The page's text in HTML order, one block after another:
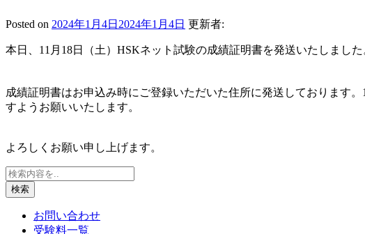
Posted on 2024年1月4日 2024年1月4日 更新者:
本日、11月18日（土）HSKネット試験の成績証明書を発送いたしました
成績証明書はお申込み時にご登録いただいた住所に発送しております
すようお願いいたします。
よろしくお願い申し上げます。
検索
お問い合わせ
受験料一覧